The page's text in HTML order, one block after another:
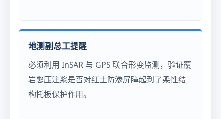
地测副总工提醒
必须利用 InSAR 与 GPS 联合形变监测，验证覆
岩憋压注浆是否对红土防渗屏障起到了柔性结
构托板保护作用。